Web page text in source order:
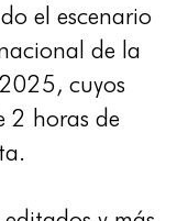
el escenario
de la
cuyos
2 horas de